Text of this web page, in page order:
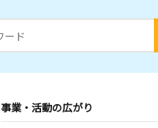
事業・活動の広がり